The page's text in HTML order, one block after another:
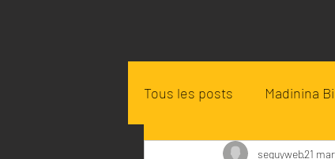
Tous les posts Madinina
Loisirs - randonnées
seguyweb21